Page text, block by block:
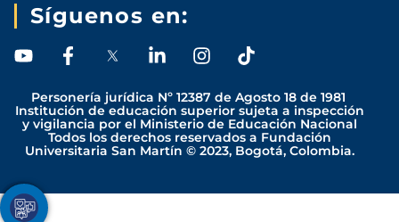
Síguenos en:
Y
u
t
u
b
F
c
e
b
o
L
n
k
e
d
I
s
t
a
g
T
k
t
o
k
Personería jurídica Nº 12387 de Agosto 18 de 1981
Institución de educación superior sujeta a inspección
y vigilancia por el Ministerio de Educación Nacional
Todos los derechos reservados a Fundación
Universitaria San Martín © 2023, Bogotá, Colombia.
Youtube
Facebook
Twitter
TikTok
Instagram